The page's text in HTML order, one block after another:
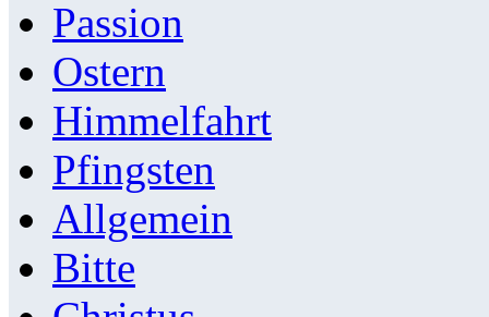
Passion
Ostern
Himmelfahrt
Pfingsten
Allgemein
Bitte